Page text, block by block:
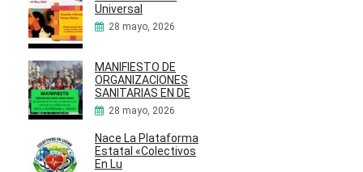
Universal
28 mayo, 2026
MANIFIESTO DE
ORGANIZACIONES
SANITARIAS EN DE
28 mayo, 2026
Nace La Plataforma
Estatal «Colectivos
En Lu